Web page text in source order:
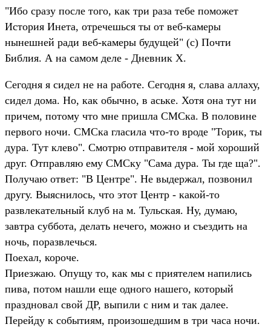
"Ибо сразу после того, как три раза тебе поможет
История Инета, отречешься ты от веб-камеры
нынешней ради веб-камеры будущей" (с) Почти
Библия. А на самом деле - Дневник Х.
Сегодня я сидел не на работе. Сегодня я, слава аллаху,
сидел дома. Но, как обычно, в аське. Хотя она тут ни
причем, потому что мне пришла СМСка. В половине
первого ночи. СМСка гласила что-то вроде "Торик, ты
дура. Тут клево". Смотрю отправителя - мой хороший
друг. Отправляю ему СМСку "Сама дура. Ты где ща?".
Получаю ответ: "В Центре". Не выдержал, позвонил
другу. Выяснилось, что этот Центр - какой-то
развлекательный клуб на м. Тульская. Ну, думаю,
завтра суббота, делать нечего, можно и съездить на
ночь, поразвлечься.
Поехал, короче.
Приезжаю. Опущу то, как мы с приятелем напились
пива, потом нашли еще одного нашего, который
праздновал свой ДР, выпили с ним и так далее.
Перейду к событиям, произошедшим в три часа ночи.